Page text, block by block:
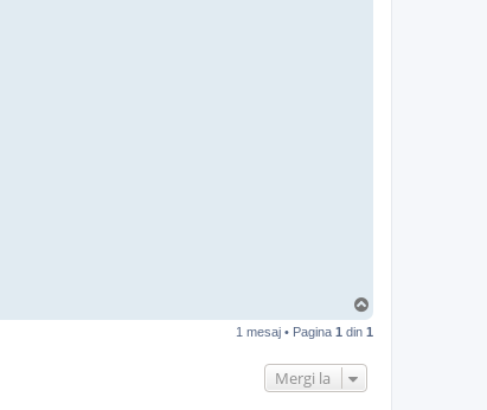
s
1 mesaj • Pagina 1 din 1
Mergi la